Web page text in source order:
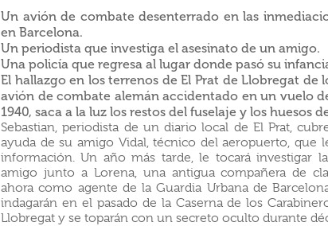
Un avión de combate desenterrado en las
en Barcelona.
Un periodista que investiga el asesinato de un amigo.
Una policía que regresa al lugar donde pasó su
El hallazgo en los terrenos de El Prat de Llobregat de
avión de combate alemán accidentado en un vuelo
1940, saca a la luz los restos del fuselaje y los huesos
Sebastian, periodista de un diario local de El Prat,
ayuda de su amigo Vidal, técnico del aeropuerto, que
información. Un año más tarde, le tocará investigar
amigo junto a Lorena, una antigua compañera de
ahora como agente de la Guardia Urbana de
indagarán en el pasado de la Caserna de los
Llobregat y se toparán con un secreto oculto durante